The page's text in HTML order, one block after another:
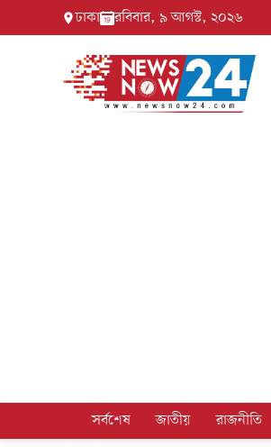
ঢাকা রবিবার, ৯ আগস্ট, ২০২৬
সর্বশেষ জাতীয় রাজনীতি